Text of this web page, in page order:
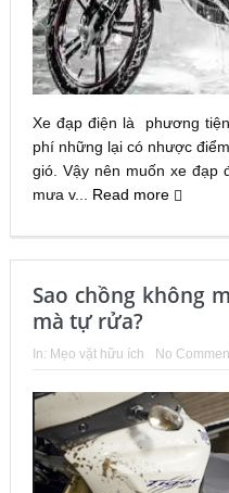
Xe đạp điện là phương
phí những lại có nhược
gió. Vậy nên muốn xe đạp
mưa v... Read more
Sao chồng không
mà tự rửa?
In: Mẹo vặt hữu ích No